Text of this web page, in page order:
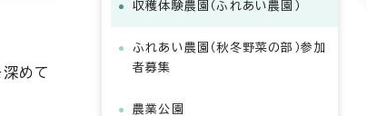
めて
収穫体験農園（ふれあい農園）
ふれあい農園（秋冬野菜の部）参加
者募集
農業公園